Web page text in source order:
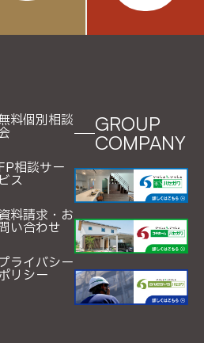
料個別相談
相談サー
ビス
料請求・お
い合わせ
ライバシー
リシー
GROUP
COMPANY